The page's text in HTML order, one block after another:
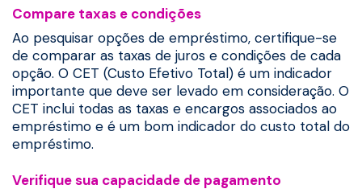
Compare taxas e condições
Ao pesquisar opções de empréstimo, certifique-se
de comparar as taxas de juros e condições de cada
opção. O CET (Custo Efetivo Total) é um indicador
importante que deve ser levado em consideração. O
CET inclui todas as taxas e encargos associados ao
empréstimo e é um bom indicador do custo total do
empréstimo.
Verifique sua capacidade de pagamento